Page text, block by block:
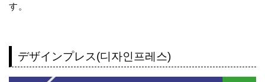
す。
デザインプレス(디자인프레스)